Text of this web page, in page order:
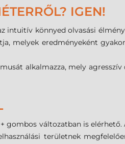
IGEN!
intuitív könnyed olvasási
melyek eredményeként
alkalmazza, mely
gombos változatban is
területnek